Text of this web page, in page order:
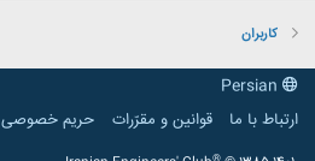
کاربران
ارتباط با ما
قوانین و مقرّرات حریم خصوصی